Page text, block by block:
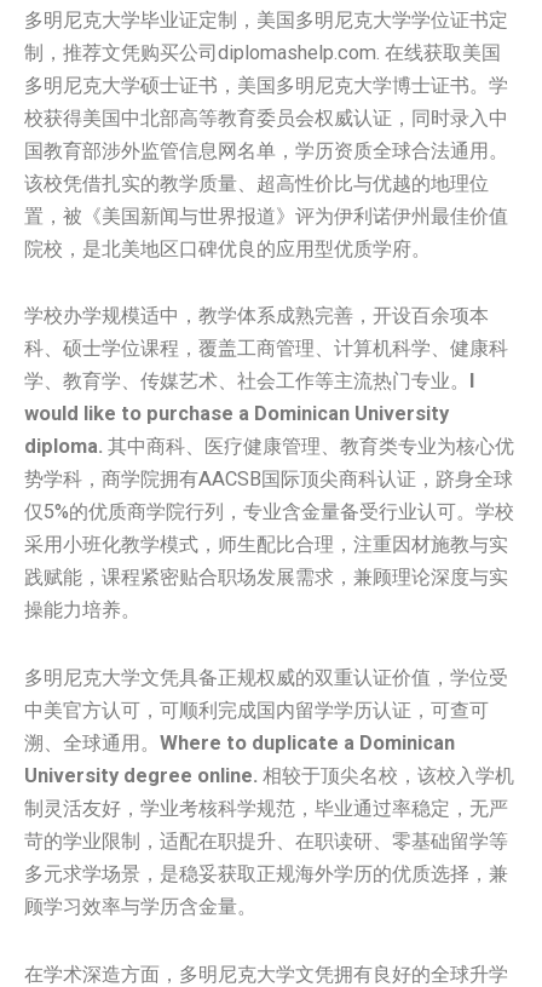
多明尼克大学‌‌‌‌‌‌毕业证定制，美国‌‌多明尼克大学‌‌‌‌‌‌学位证书定
制，推荐文凭购买公司diplomashelp.com. 在线获取美国‌‌
多明尼克大学‌‌‌‌‌‌硕士证书，美国‌‌多明尼克大学‌‌‌‌‌‌博士证书。学
校获得美国中北部高等教育委员会权威认证，同时录入中
国教育部涉外监管信息网名单，学历资质全球合法通用。
该校凭借扎实的教学质量、超高性价比与优越的地理位
置，被《美国新闻与世界报道》评为伊利诺伊州最佳价值
院校，是北美地区口碑优良的应用型优质学府。
学校办学规模适中，教学体系成熟完善，开设百余项本
科、硕士学位课程，覆盖工商管理、计算机科学、健康科
学、教育学、传媒艺术、社会工作等主流热门专业。
would like to purchase a Dominican University
diploma. 其中商科、医疗健康管理、教育类专业为核心优
势学科，商学院拥有AACSB国际顶尖商科认证，跻身全球
仅5%的优质商学院行列，专业含金量备受行业认可。学校
采用小班化教学模式，师生配比合理，注重因材施教与实
践赋能，课程紧密贴合职场发展需求，兼顾理论深度与实
操能力培养。
多明尼克大学文凭具备正规权威的双重认证价值，学位受
中美官方认可，可顺利完成国内留学学历认证，可查可
溯、全球通用。 Where to duplicate a Dominican
University degree online. 相较于顶尖名校，该校入学机
制灵活友好，学业考核科学规范，毕业通过率稳定，无严
苛的学业限制，适配在职提升、在职读研、零基础留学等
多元求学场景，是稳妥获取正规海外学历的优质选择，兼
顾学习效率与学历含金量。
在学术深造方面，多明尼克大学文凭拥有良好的全球升学